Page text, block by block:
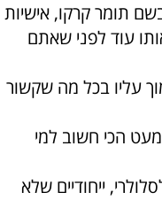
תומר קרקו, אישיות
עוד לפני שאתם
עליו בכל מה שקשור
הכי חשוב למי
ייחודיים שלא